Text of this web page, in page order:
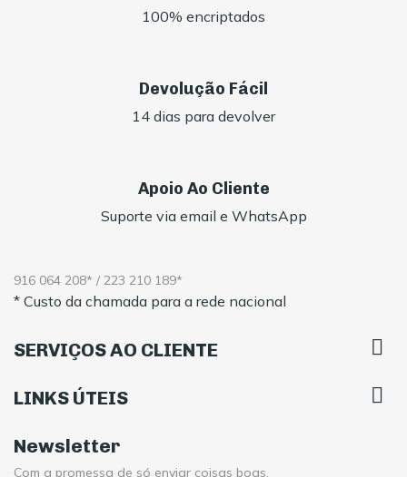
100% encriptados
Devolução Fácil
14 dias para devolver
Apoio Ao Cliente
Suporte via email e WhatsApp
916 064 208* / 223 210 189*
* Custo da chamada para a rede nacional
SERVIÇOS AO CLIENTE 
LINKS ÚTEIS 
Newsletter
Com a promessa de só enviar coisas boas.